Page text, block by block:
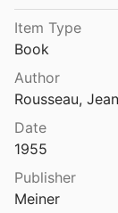
3:
Item Type
Book
Author
Rousseau,
Date
1955
Publisher
Meiner